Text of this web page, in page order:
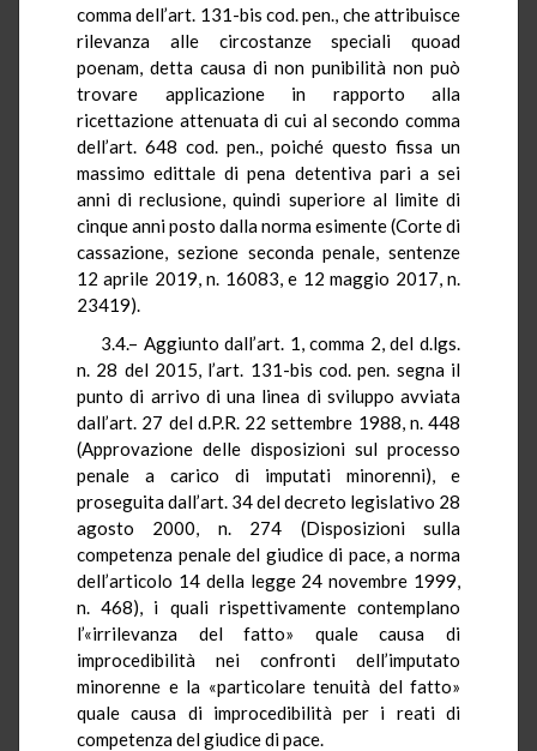
comma dell’art. 131-bis cod. pen., che attribuisce
rilevanza alle circostanze speciali quoad
poenam, detta causa di non punibilità non può
trovare applicazione in rapporto alla
ricettazione attenuata di cui al secondo comma
dell’art. 648 cod. pen., poiché questo fissa un
massimo edittale di pena detentiva pari a sei
anni di reclusione, quindi superiore al limite di
cinque anni posto dalla norma esimente (Corte di
cassazione, sezione seconda penale, sentenze
12 aprile 2019, n. 16083, e 12 maggio 2017, n.
23419).
3.4.– Aggiunto dall’art. 1, comma 2, del d.lgs.
n. 28 del 2015, l’art. 131-bis cod. pen. segna il
punto di arrivo di una linea di sviluppo avviata
dall’art. 27 del d.P.R. 22 settembre 1988, n. 448
(Approvazione delle disposizioni sul processo
penale a carico di imputati minorenni), e
proseguita dall’art. 34 del decreto legislativo 28
agosto 2000, n. 274 (Disposizioni sulla
competenza penale del giudice di pace, a norma
dell’articolo 14 della legge 24 novembre 1999,
n. 468), i quali rispettivamente contemplano
l’«irrilevanza del fatto» quale causa di
improcedibilità nei confronti dell’imputato
minorenne e la «particolare tenuità del fatto»
quale causa di improcedibilità per i reati di
competenza del giudice di pace.